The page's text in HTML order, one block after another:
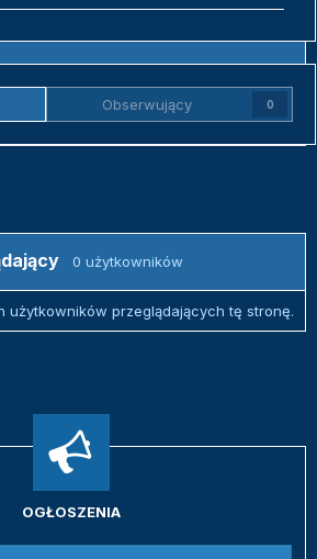
Obserwujący 0
0 użytkowników
użytkowników przeglądających tę stronę.
OGŁOSZENIA